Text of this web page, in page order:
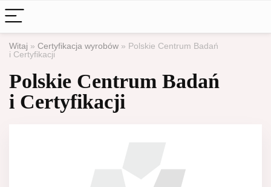
Witaj » Certyfikacja wyrobów » Polskie Centrum Badań
i Certyfikacji
Polskie Centrum Badań
i Certyfikacji